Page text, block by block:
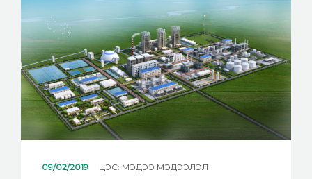
МЭДЭЭ
ХОЛБОО БАРИХ
09/02/2019 ЦЭС: МЭДЭЭ МЭДЭЭЛЭЛ